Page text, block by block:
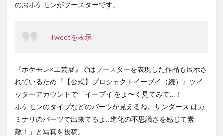
のおポケモンがブースターです。
Tweetを表示
『ポケモン×工芸展』ではブースターを表現した作品も展示さ
れているため『【公式】プロジェクトイーブイ（続）』ツイ
ッターアカウントで「イーブイ をよ〜く見てみて…！
ポケモンのタイプなどのパーツが見えるね。サンダース はカ
ミナリのパーツで出来てるよ…進化の不思議さを感じて素
敵！」と写真を投稿。